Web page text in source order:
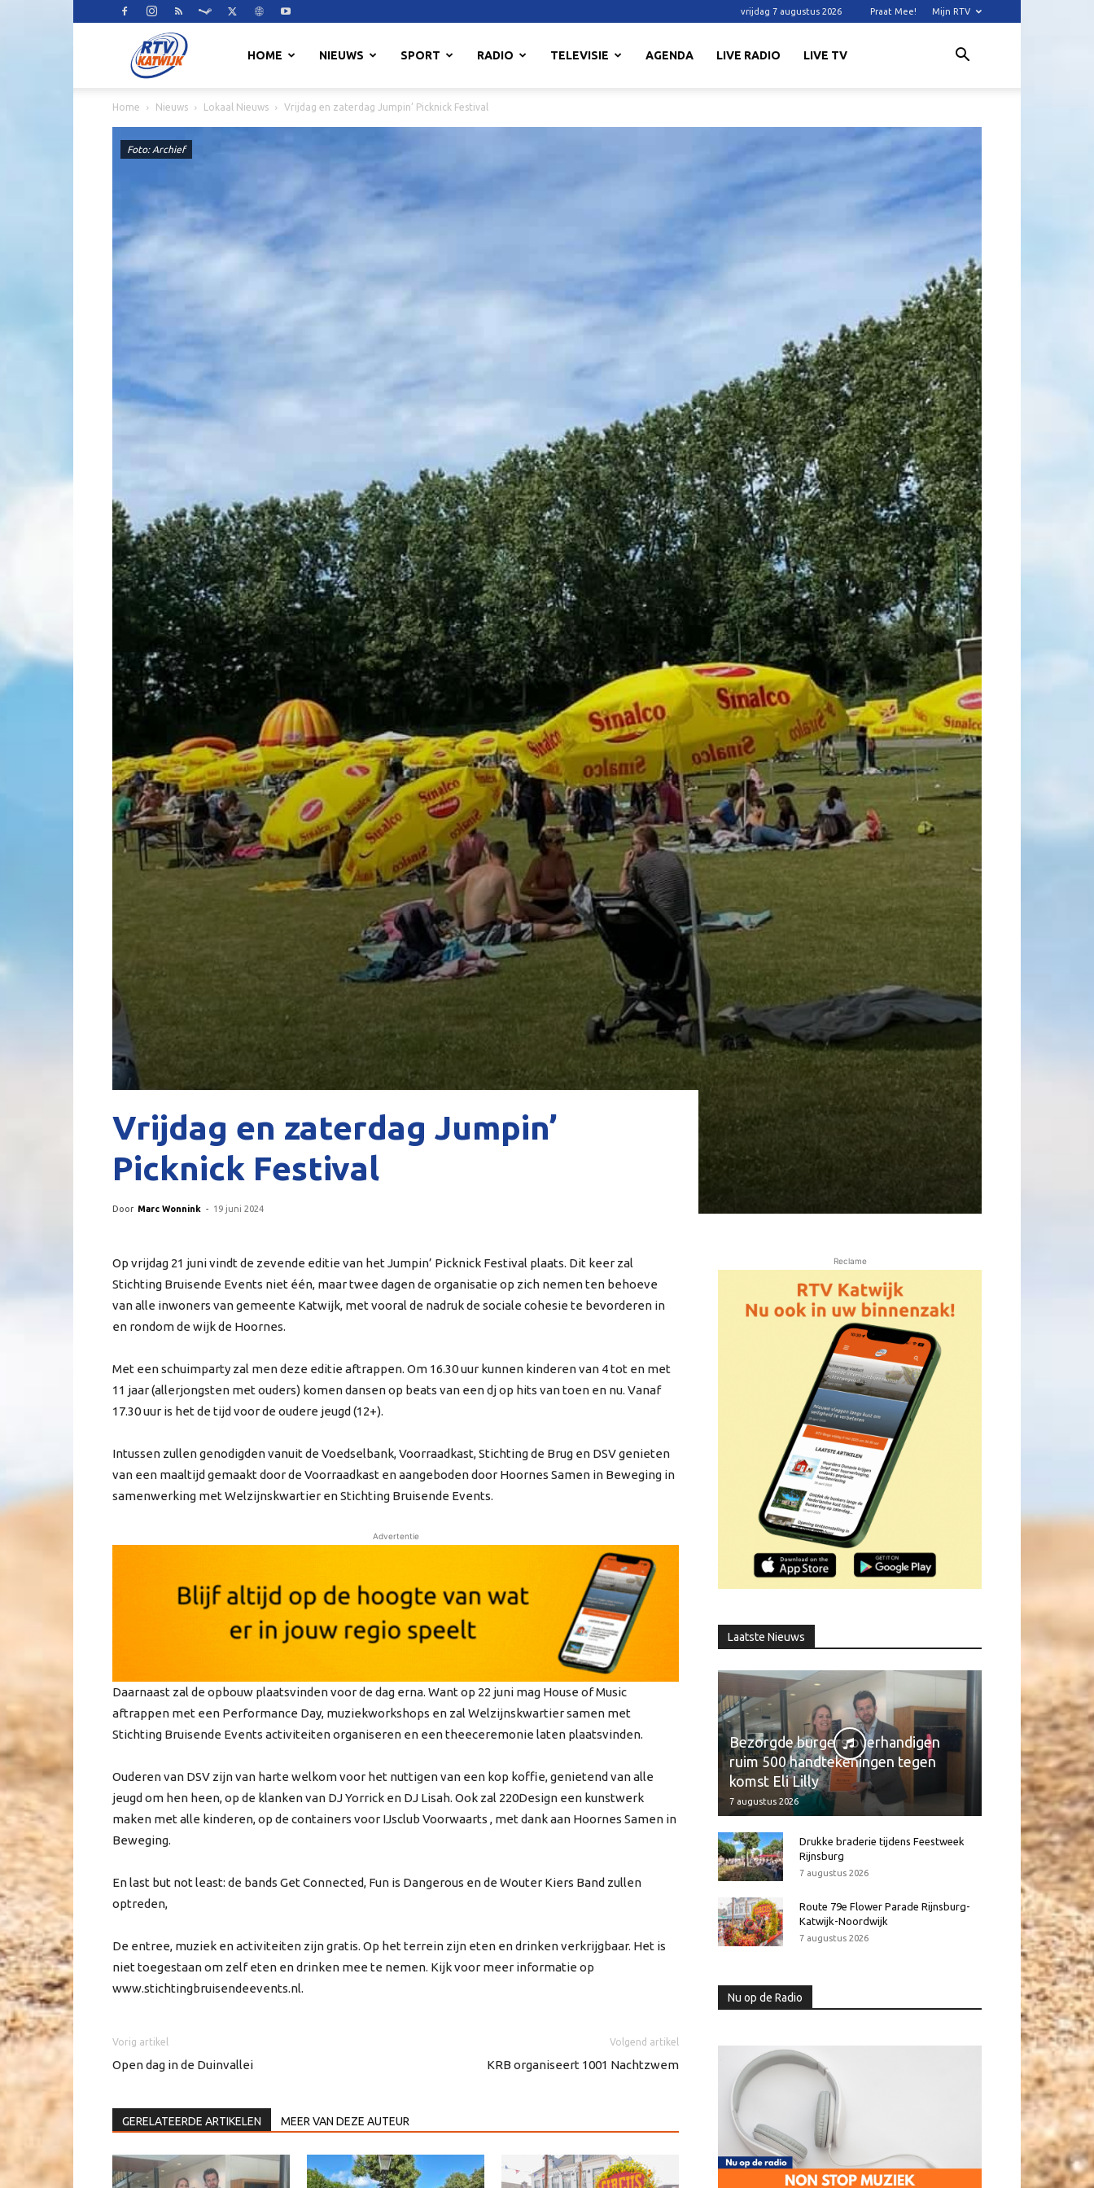
vrijdag 7 augustus 2026 Praat Mee! Mijn RTV
HOME NIEUWS SPORT RADIO TELEVISIE AGENDA LIVE RADIO LIVE TV
Home Nieuws Lokaal Nieuws Vrijdag en zaterdag Jumpin’ Picknick Festival
Foto: Archief
Vrijdag en zaterdag Jumpin’
Picknick Festival
Door Marc Wonnink - 19 juni 2024
Op vrijdag 21 juni vindt de zevende editie van het Jumpin’ Picknick Festival plaats. Dit keer zal
Stichting Bruisende Events niet één, maar twee dagen de organisatie op zich nemen ten behoeve
van alle inwoners van gemeente Katwijk, met vooral de nadruk de sociale cohesie te bevorderen in
en rondom de wijk de Hoornes.
Met een schuimparty zal men deze editie aftrappen. Om 16.30 uur kunnen kinderen van 4 tot en met
11 jaar (allerjongsten met ouders) komen dansen op beats van een dj op hits van toen en nu. Vanaf
17.30 uur is het de tijd voor de oudere jeugd (12+).
Intussen zullen genodigden vanuit de Voedselbank, Voorraadkast, Stichting de Brug en DSV genieten
van een maaltijd gemaakt door de Voorraadkast en aangeboden door Hoornes Samen in Beweging in
samenwerking met Welzijnskwartier en Stichting Bruisende Events.
Advertentie
Daarnaast zal de opbouw plaatsvinden voor de dag erna. Want op 22 juni mag House of Music
aftrappen met een Performance Day, muziekworkshops en zal Welzijnskwartier samen met
Stichting Bruisende Events activiteiten organiseren en een theeceremonie laten plaatsvinden.
Ouderen van DSV zijn van harte welkom voor het nuttigen van een kop koffie, genietend van alle
jeugd om hen heen, op de klanken van DJ Yorrick en DJ Lisah. Ook zal 220Design een kunstwerk
maken met alle kinderen, op de containers voor IJsclub Voorwaarts , met dank aan Hoornes Samen in
Beweging.
En last but not least: de bands Get Connected, Fun is Dangerous en de Wouter Kiers Band zullen
optreden,
De entree, muziek en activiteiten zijn gratis. Op het terrein zijn eten en drinken verkrijgbaar. Het is
niet toegestaan om zelf eten en drinken mee te nemen. Kijk voor meer informatie op
www.stichtingbruisendeevents.nl.
Vorig artikel
Open dag in de Duinvallei
Volgend artikel
KRB organiseert 1001 Nachtzwem
GERELATEERDE ARTIKELEN MEER VAN DEZE AUTEUR
Reclame
Laatste Nieuws
Bezorgde burgers overhandigen
ruim 500 handtekeningen tegen
komst Eli Lilly
7 augustus 2026
Drukke braderie tijdens Feestweek
Rijnsburg
7 augustus 2026
Route 79e Flower Parade Rijnsburg-
Katwijk-Noordwijk
7 augustus 2026
Nu op de Radio